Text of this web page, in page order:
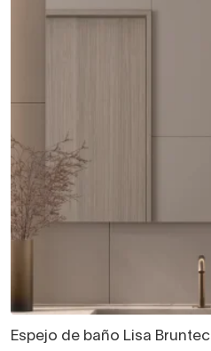
Espejo de baño Lisa Bruntec